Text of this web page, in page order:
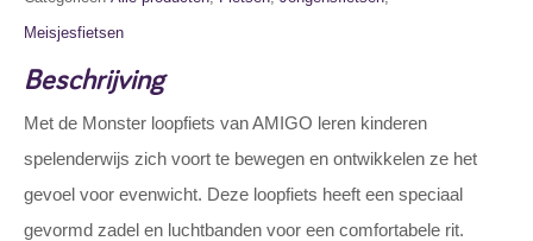
Meisjesfietsen
Beschrijving
Met de Monster loopfiets van AMIGO leren kinderen
spelenderwijs zich voort te bewegen en ontwikkelen ze het
gevoel voor evenwicht. Deze loopfiets heeft een speciaal
gevormd zadel en luchtbanden voor een comfortabele rit.